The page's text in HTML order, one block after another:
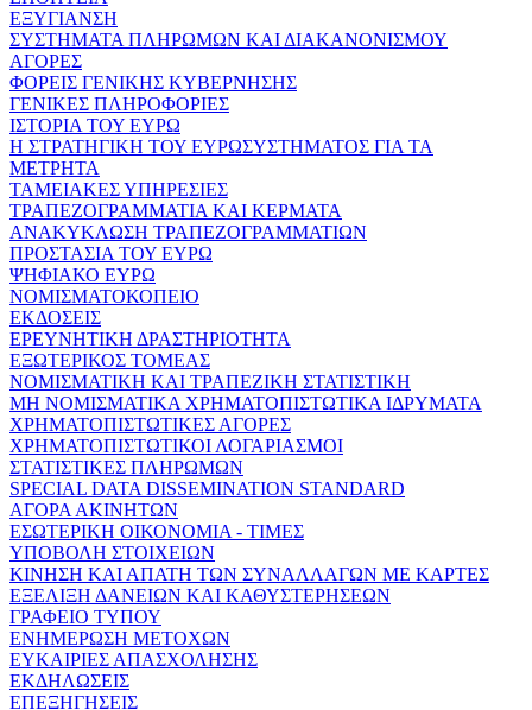
ΕΞΥΓΙΑΝΣΗ
ΣΥΣΤΗΜΑΤΑ ΠΛΗΡΩΜΩΝ ΚΑΙ ΔΙΑΚΑΝΟΝΙΣΜΟΥ
ΑΓΟΡΕΣ
ΦΟΡΕΙΣ ΓΕΝΙΚΗΣ ΚΥΒΕΡΝΗΣΗΣ
ΓΕΝΙΚΕΣ ΠΛΗΡΟΦΟΡΙΕΣ
ΙΣΤΟΡΙΑ ΤΟΥ ΕΥΡΩ
Η ΣΤΡΑΤΗΓΙΚΗ ΤΟΥ ΕΥΡΩΣΥΣΤΗΜΑΤΟΣ ΓΙΑ ΤΑ
ΜΕΤΡΗΤΑ
ΤΑΜΕΙΑΚΕΣ ΥΠΗΡΕΣΙΕΣ
ΤΡΑΠΕΖΟΓΡΑΜΜΑΤΙΑ ΚΑΙ ΚΕΡΜΑΤΑ
ΑΝΑΚΥΚΛΩΣΗ ΤΡΑΠΕΖΟΓΡΑΜΜΑΤΙΩΝ
ΠΡΟΣΤΑΣΙΑ ΤΟΥ ΕΥΡΩ
ΨΗΦΙΑΚΟ ΕΥΡΩ
ΝΟΜΙΣΜΑΤΟΚΟΠΕΙΟ
ΕΚΔΟΣΕΙΣ
ΕΡΕΥΝΗΤΙΚΗ ΔΡΑΣΤΗΡΙΟΤΗΤΑ
ΕΞΩΤΕΡΙΚΟΣ ΤΟΜΕΑΣ
ΝΟΜΙΣΜΑΤΙΚΗ ΚΑΙ ΤΡΑΠΕΖΙΚΗ ΣΤΑΤΙΣΤΙΚΗ
ΜΗ ΝΟΜΙΣΜΑΤΙΚΑ ΧΡΗΜΑΤΟΠΙΣΤΩΤΙΚΑ ΙΔΡΥΜΑΤΑ
ΧΡΗΜΑΤΟΠΙΣΤΩΤΙΚΕΣ ΑΓΟΡΕΣ
ΧΡΗΜΑΤΟΠΙΣΤΩΤΙΚΟΙ ΛΟΓΑΡΙΑΣΜΟΙ
ΣΤΑΤΙΣΤΙΚΕΣ ΠΛΗΡΩΜΩΝ
SPECIAL DATA DISSEMINATION STANDARD
ΑΓΟΡΑ ΑΚΙΝΗΤΩΝ
ΕΣΩΤΕΡΙΚΗ ΟΙΚΟΝΟΜΙΑ - ΤΙΜΕΣ
ΥΠΟΒΟΛΗ ΣΤΟΙΧΕΙΩΝ
ΚΙΝΗΣΗ ΚΑΙ ΑΠΑΤΗ ΤΩΝ ΣΥΝΑΛΛΑΓΩΝ ΜΕ ΚΑΡΤΕΣ
ΕΞΕΛΙΞΗ ΔΑΝΕΙΩΝ ΚΑΙ ΚΑΘΥΣΤΕΡΗΣΕΩΝ
ΓΡΑΦΕΙΟ ΤΥΠΟΥ
ΕΝΗΜΕΡΩΣΗ ΜΕΤΟΧΩΝ
ΕΥΚΑΙΡΙΕΣ ΑΠΑΣΧΟΛΗΣΗΣ
ΕΚΔΗΛΩΣΕΙΣ
ΕΠΕΞΗΓΗΣΕΙΣ